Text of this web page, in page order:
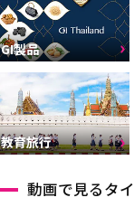
GI製品
教育旅行
動画で見るタイ